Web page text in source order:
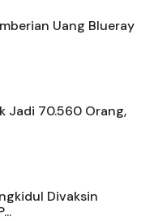
Uang Blueray
Jadi 70.560 Orang,
Divaksin